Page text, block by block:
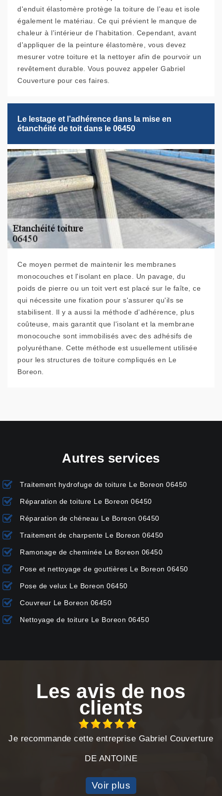
d'enduit élastomère protège la toiture de l'eau et isole
également le matériau. Ce qui prévient le manque de
chaleur à l'intérieur de l’habitation. Cependant, avant
d'appliquer de la peinture élastomère, vous devez
mesurer votre toiture et la nettoyer afin de pourvoir un
revêtement durable. Vous pouvez appeler Gabriel
Couverture pour ces faires.
Le lestage et l’adhérence dans la mise en
étanchéité de toit dans le 06450
Ce moyen permet de maintenir les membranes
monocouches et l'isolant en place. Un pavage, du
poids de pierre ou un toit vert est placé sur le faîte, ce
qui nécessite une fixation pour s'assurer qu'ils se
stabilisent. Il y a aussi la méthode d’adhérence, plus
coûteuse, mais garantit que l'isolant et la membrane
monocouche sont immobilisés avec des adhésifs de
polyuréthane. Cette méthode est usuellement utilisée
pour les structures de toiture compliqués en Le
Boreon.
Autres services
Traitement hydrofuge de toiture Le Boreon 06450
Réparation de toiture Le Boreon 06450
Réparation de chéneau Le Boreon 06450
Traitement de charpente Le Boreon 06450
Ramonage de cheminée Le Boreon 06450
Pose et nettoyage de gouttières Le Boreon 06450
Pose de velux Le Boreon 06450
Couvreur Le Boreon 06450
Nettoyage de toiture Le Boreon 06450
Les avis de nos
clients
Je recommande cette entreprise Gabriel Couverture
DE ANTOINE
Voir plus